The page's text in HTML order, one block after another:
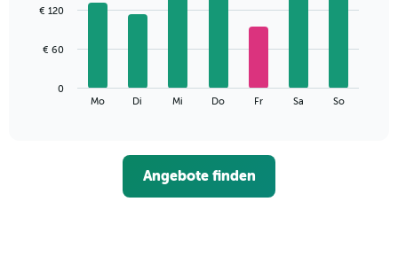
X-
die
Monate
with
bars.
folgende
durchschnittlichen
Mo Di Mi Do Fr Sa So
0
€ 60
€ 120
Angebote finden